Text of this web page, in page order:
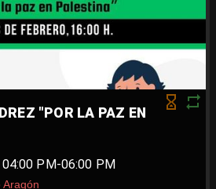
"POR LA PAZ EN
PM-06:00 PM